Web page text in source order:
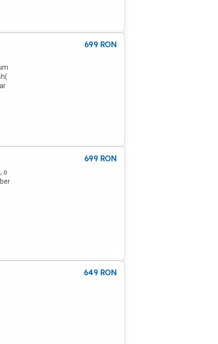
699 RON
o
699 RON
649 RON